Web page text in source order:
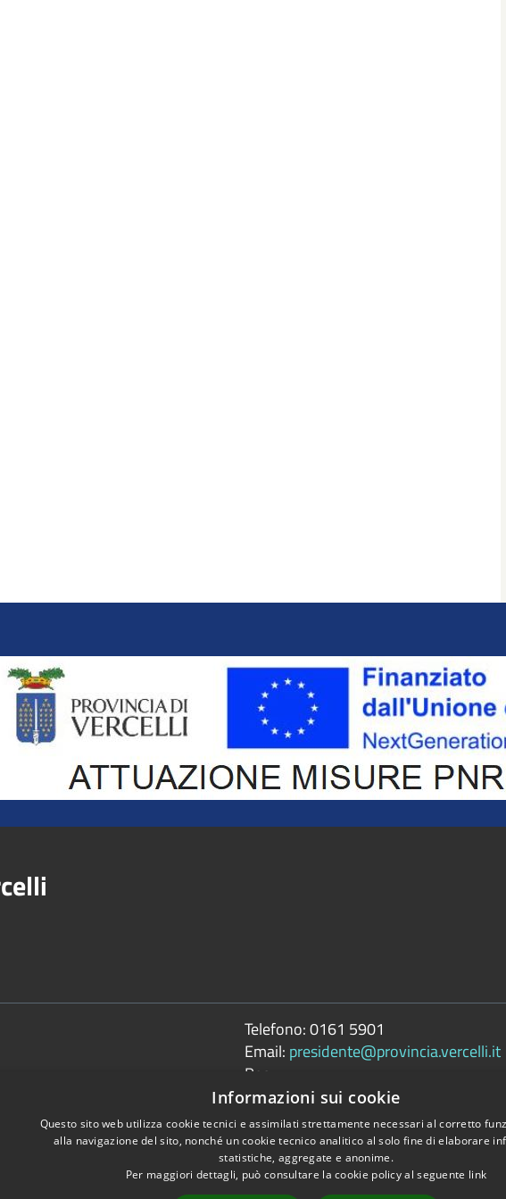
Title
Telefono:0161 5901
Email: presidente@provincia.vercelli.it
Pec:
Copyright © 2026 •
Informazioni sui cookie
Questo sito web utilizza cookie tecnici e assimilati strettamente necessari al corretto
alla navigazione del sito, nonché un cookie tecnico analitico al solo fine di elaborare
statistiche, aggregate e anonime.
Per maggiori dettagli, può consultare la cookie policy al seguente link